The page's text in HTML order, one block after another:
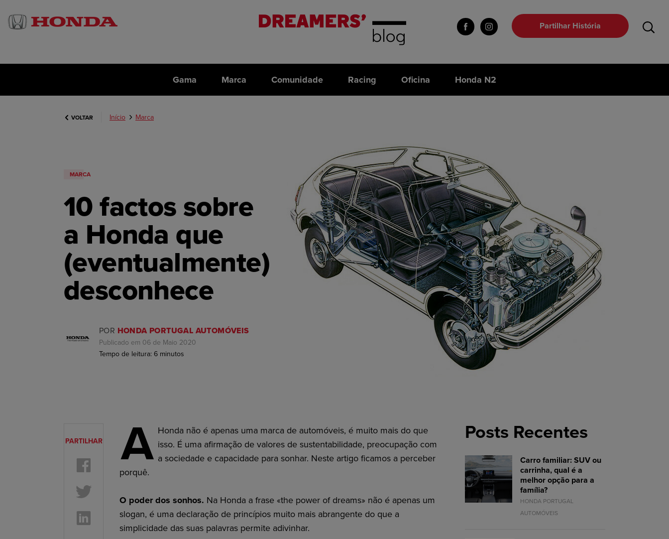
Partilhar História
Gama Marca Comunidade Racing Oficina Honda N2
VOLTAR Início Marca
MARCA
10 factos sobre
a Honda que
(eventualmente)
desconhece
POR HONDA PORTUGAL AUTOMÓVEIS
Publicado em 06 de Maio 2020
Tempo de leitura: 6 minutos
PARTILHAR A Honda não é apenas uma marca de automóveis, é muito mais do que
isso. É uma afirmação de valores de sustentabilidade, preocupação com
a sociedade e capacidade para sonhar. Neste artigo ficamos a perceber
porquê.
O poder dos sonhos. Na Honda a frase «the power of dreams» não é apenas um
slogan, é uma declaração de princípios muito mais abrangente do que a
simplicidade das suas palavras permite adivinhar.
Posts Recentes
Carro familiar: SUV ou
carrinha, qual é a
melhor opção para a
família?
HONDA PORTUGAL
AUTOMÓVEIS